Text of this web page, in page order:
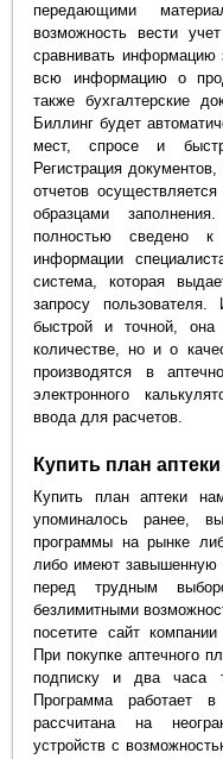
передающими
возможность вести
сравнивать информацию
всю информацию о
также бухгалтерские
Биллинг будет
мест, спросе и
Регистрация
отчетов
образцами
полностью сведено
информации
система, которая
запросу пользователя.
быстрой и точной,
количестве, но и о
производятся в
электронного
ввода для расчетов.
Купить план аптеки
Купить план аптеки
упоминалось ранее,
программы на рынке
либо имеют завышенную
перед трудным
безлимитными
посетите сайт
При покупке аптечного
подписку и два часа
Программа работает
рассчитана на
устройств с